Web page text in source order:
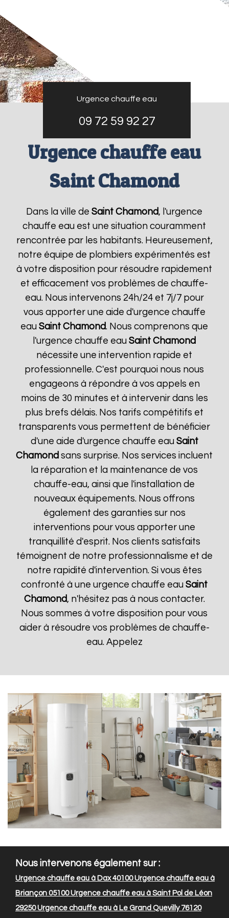
Urgence chauffe eau
09 72 59 92 27
Urgence chauffe eau
Saint Chamond
Dans la ville deSaint Chamond, l'urgence
chauffe eau est une situation couramment
rencontrée par les habitants. Heureusement,
notre équipe de plombiers expérimentés est
à votre disposition pour résoudre rapidement
et efficacement vos problèmes de chauffe-
eau. Nous intervenons 24h/24 et 7j/7 pour
vous apporter une aide d'urgence chauffe
eauSaint Chamond. Nous comprenons que
l'urgence chauffe eauSaint Chamond
nécessite une intervention rapide et
professionnelle. C'est pourquoi nous nous
engageons à répondre à vos appels en
moins de 30 minutes et à intervenir dans les
plus brefs délais. Nos tarifs compétitifs et
transparents vous permettent de bénéficier
d'une aide d'urgence chauffe eau Saint
Chamond sans surprise. Nos services incluent
la réparation et la maintenance de vos
chauffe-eau, ainsi que l'installation de
nouveaux équipements. Nous offrons
également des garanties sur nos
interventions pour vous apporter une
tranquillité d'esprit. Nos clients satisfaits
témoignent de notre professionnalisme et de
notre rapidité d'intervention. Si vous êtes
confronté à une urgence chauffe eauSaint
Chamond, n'hésitez pas à nous contacter.
Nous sommes à votre disposition pour vous
aider à résoudre vos problèmes de chauffe-
eau. Appelez
Nous intervenons également sur :
Urgence chauffe eau à Dax 40100Urgence chauffe eau à
Briançon 05100Urgence chauffe eau à Saint Pol de Léon
29250Urgence chauffe eau à Le Grand Quevilly 76120